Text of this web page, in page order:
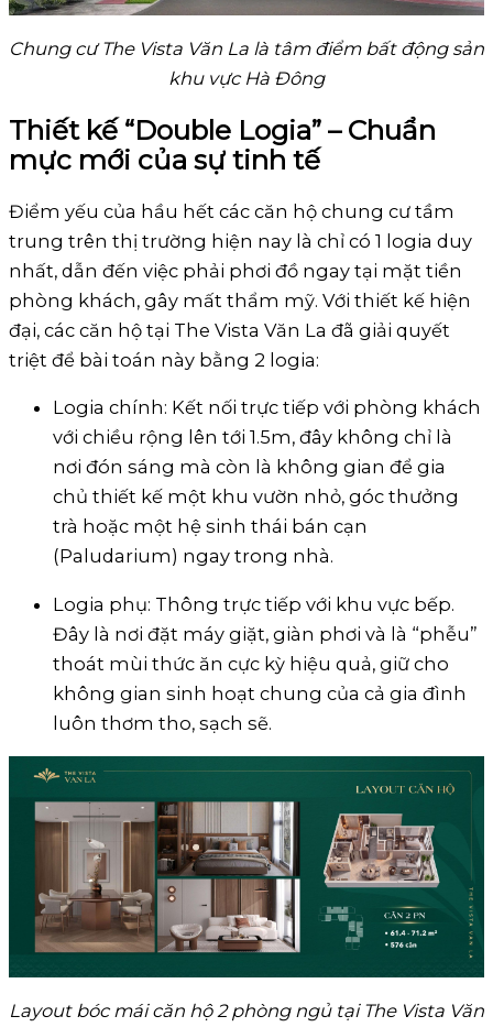
Chung cư The Vista Văn La là tâm điểm bất động sản
khu vực Hà Đông
Thiết kế “Double Logia” – Chuẩn
mực mới của sự tinh tế
Điểm yếu của hầu hết các căn hộ chung cư tầm
trung trên thị trường hiện nay là chỉ có 1 logia duy
nhất, dẫn đến việc phải phơi đồ ngay tại mặt tiền
phòng khách, gây mất thẩm mỹ. Với thiết kế hiện
đại, các căn hộ tại The Vista Văn La đã giải quyết
triệt để bài toán này bằng 2 logia:
Logia chính: Kết nối trực tiếp với phòng khách
với chiều rộng lên tới 1.5m, đây không chỉ là
nơi đón sáng mà còn là không gian để gia
chủ thiết kế một khu vườn nhỏ, góc thưởng
trà hoặc một hệ sinh thái bán cạn
(Paludarium) ngay trong nhà.
Logia phụ: Thông trực tiếp với khu vực bếp.
Đây là nơi đặt máy giặt, giàn phơi và là “phễu”
thoát mùi thức ăn cực kỳ hiệu quả, giữ cho
không gian sinh hoạt chung của cả gia đình
luôn thơm tho, sạch sẽ.
Layout bóc mái căn hộ 2 phòng ngủ tại The Vista Văn